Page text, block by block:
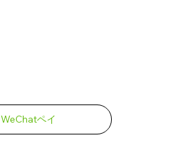
WeChatペイ